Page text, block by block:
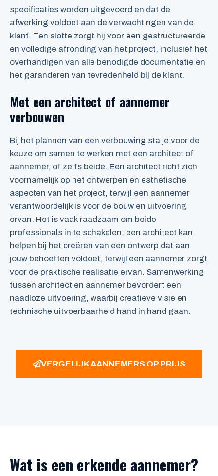
specificaties worden uitgevoerd en dat de
afwerking voldoet aan de verwachtingen van de
klant. Ten slotte zorgt hij voor een gestructureerde
en volledige afronding van het project, inclusief het
overhandigen van alle benodigde documentatie en
het garanderen van tevredenheid bij de klant.
Met een architect of aannemer
verbouwen
Bij het plannen van een verbouwing sta je voor de
keuze om samen te werken met een architect of
aannemer, of zelfs beide. Een architect richt zich
voornamelijk op het ontwerpen en esthetische
aspecten van het project, terwijl een aannemer
verantwoordelijk is voor de bouw en uitvoering
ervan. Het is vaak raadzaam om beide
professionals in te schakelen: een architect kan
helpen bij het creëren van een ontwerp dat aan
jouw behoeften voldoet, terwijl een aannemer zorgt
voor de praktische realisatie ervan. Samenwerking
tussen architect en aannemer bevordert een
naadloze uitvoering, waarbij creatieve visie en
technische uitvoerbaarheid hand in hand gaan.
VERGELIJK AANNEMERS OP PRIJS
Wat is een erkende aannemer?